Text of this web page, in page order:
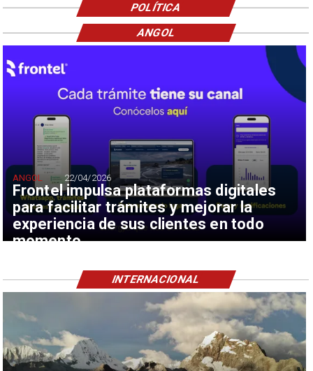
POLÍTICA
Frontel impulsa plataformas digitales
para facilitar trámites y mejorar la
experiencia de sus clientes en todo
momento
ANGOL 22/04/2026
ANGOL
INTERNACIONAL